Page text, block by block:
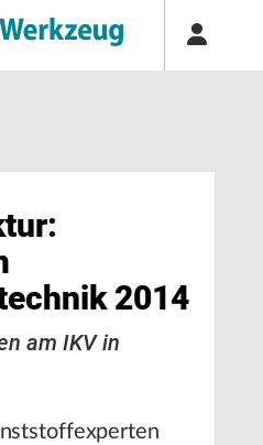
2014
am IKV in